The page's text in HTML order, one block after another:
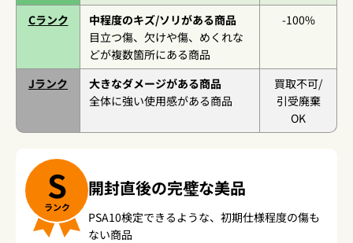
Cランク
中程度のキズ/ソリがある商品
目立つ傷、欠けや傷、めくれな
どが複数箇所にある商品
-100%
Jランク
大きなダメージがある商品
全体に強い使用感がある商品
買取不可/
引受廃棄
OK
S
ランク
開封直後の完璧な美品
PSA10検定できるような、初期仕様程度の傷も
ない商品